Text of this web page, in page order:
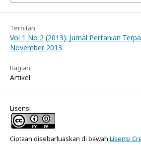
Terbitan
Vol 1 No 2 (2013): Jurnal Pertanian
November 2013
Bagian
Artikel
Lisensi
Ciptaan disebarluaskan di bawah Lisensi